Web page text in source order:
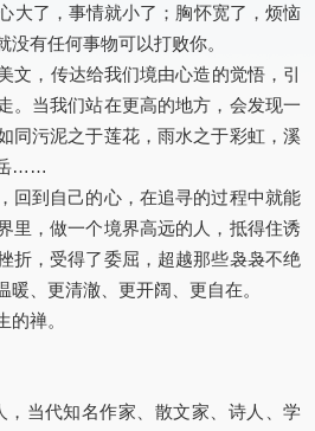
大了，事情就小了；胸怀宽了，烦恼
有任何事物可以打败你。
文，传达给我们境由心造的觉悟，引
。当我们站在更高的地方，会发现一
同污泥之于莲花，雨水之于彩虹，溪
岳……
回到自己的心，在追寻的过程中就能
里，做一个境界高远的人，抵得住诱
折，受得了委屈，超越那些袅袅不绝
暖、更清澈、更开阔、更自在。
的禅。
，当代知名作家、散文家、诗人、学